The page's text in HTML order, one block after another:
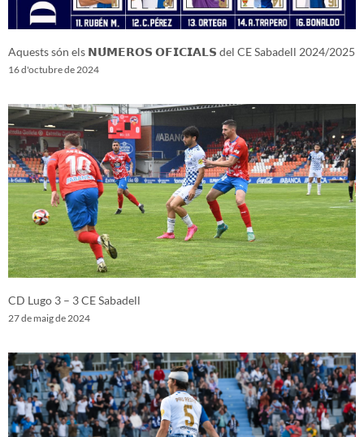
Aquests són els 𝗡𝗨́𝗠𝗘𝗥𝗢𝗦 𝗢𝗙𝗜𝗖𝗜𝗔𝗟𝗦 del CE Sabadell 2024/2025
16 d'octubre de 2024
CD Lugo 3 – 3 CE Sabadell
27 de maig de 2024